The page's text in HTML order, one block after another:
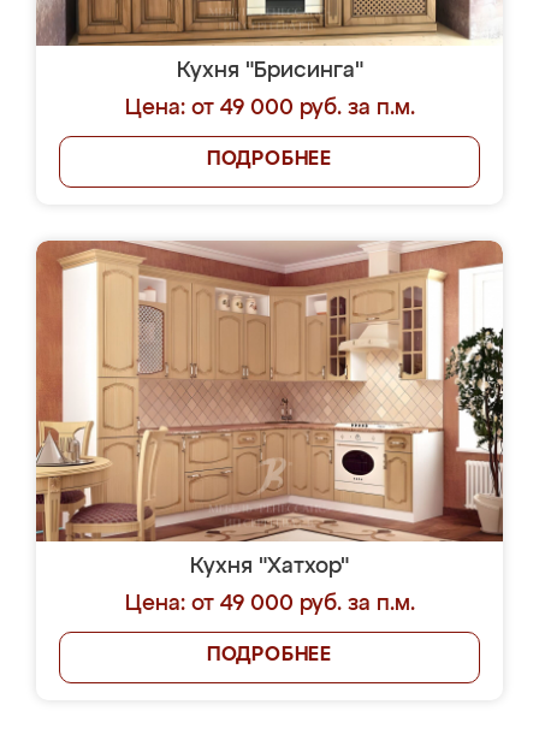
Кухня "Брисинга"
Цена: от 49 000 руб. за п.м.
ПОДРОБНЕЕ
Кухня "Хатхор"
Цена: от 49 000 руб. за п.м.
ПОДРОБНЕЕ